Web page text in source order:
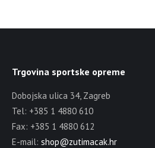
Trgovina sportske opreme
Dobojska ulica 34, Zagreb
Tel: +385 1 4880 610
Fax: +385 1 4880 612
E-mail: shop@zutimacak.hr